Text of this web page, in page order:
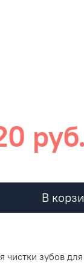
руб.
В
чистки зубов